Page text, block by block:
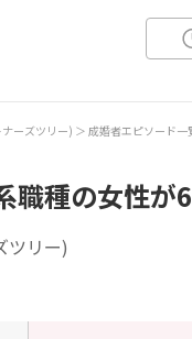
ーズツリー) 成婚者エピソード一
職種の女性
ツリー)